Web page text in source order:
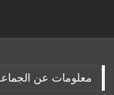
معلومات عن